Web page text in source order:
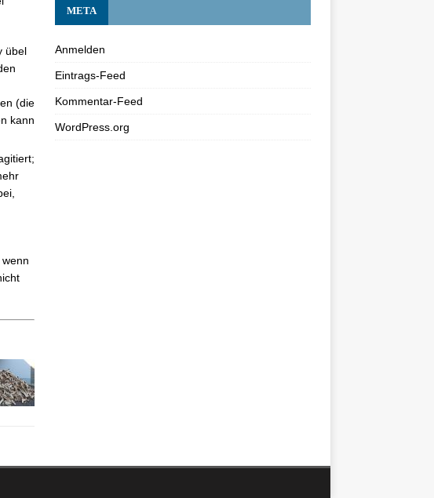
übel
(die
kann
META
Anmelden
Eintrags-Feed
Kommentar-Feed
WordPress.org